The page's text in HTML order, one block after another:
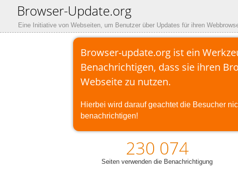
Browser-Update.org
Eine Initiative von Webseiten, um Benutzer über Updates für ihren
Browser-update.org ist ein
Benachrichtigen, dass sie ihren
Webseite zu nutzen.
Hierbei wird darauf geachtet die Besucher
benachrichtigen!
230 074
Seiten verwenden die Benachrichtigung